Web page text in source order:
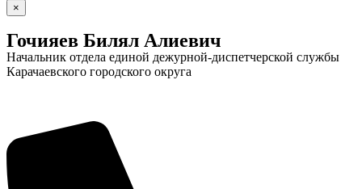
×
Гочияев Билял Алиевич
Начальник отдела единой дежурной-диспетчерской службы
Карачаевского городского округа